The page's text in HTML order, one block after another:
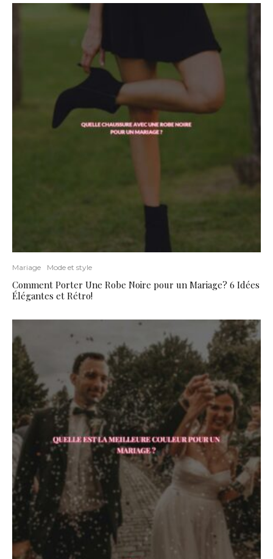
Mariage Mode et style
Comment Porter Une Robe Noire pour un Mariage? 6 Idées
Élégantes et Rétro!